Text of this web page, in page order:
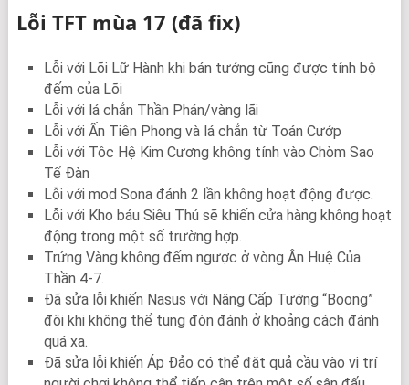
Lỗi TFT mùa 17 (đã fix)
Lỗi với Lõi Lữ Hành khi bán tướng cũng được tính bộ
đếm của Lõi
Lỗi với lá chắn Thần Phán/vàng lãi
Lỗi với Ấn Tiên Phong và lá chắn từ Toán Cướp
Lỗi với Tôc Hệ Kim Cương không tính vào Chòm Sao
Tế Đàn
Lỗi với mod Sona đánh 2 lần không hoạt động được.
Lỗi với Kho báu Siêu Thú sẽ khiến cửa hàng không hoạt
động trong một số trường hợp.
Trứng Vàng không đếm ngược ở vòng Ân Huệ Của
Thần 4-7.
Đã sửa lỗi khiến Nasus với Nâng Cấp Tướng “Boong”
đôi khi không thể tung đòn đánh ở khoảng cách đánh
quá xa.
Đã sửa lỗi khiến Áp Đảo có thể đặt quả cầu vào vị trí